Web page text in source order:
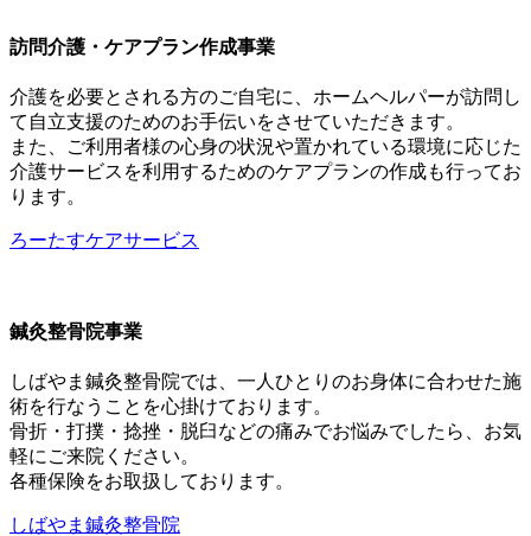
訪問介護・ケアプラン作成事業
介護を必要とされる方のご自宅に、ホームヘルパーが訪問し
て自立支援のためのお手伝いをさせていただきます。
また、ご利用者様の心身の状況や置かれている環境に応じた
介護サービスを利用するためのケアプランの作成も行ってお
ります。
ろーたすケアサービス
鍼灸整骨院事業
しばやま鍼灸整骨院では、一人ひとりのお身体に合わせた施
術を行なうことを心掛けております。
骨折・打撲・捻挫・脱臼などの痛みでお悩みでしたら、お気
軽にご来院ください。
各種保険をお取扱しております。
しばやま鍼灸整骨院